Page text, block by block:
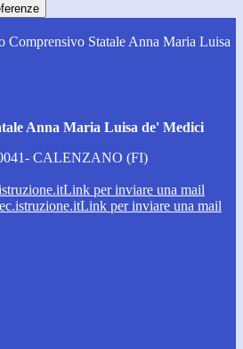
Comprensivo Statale Anna Maria Luisa
Anna Maria Luisa de' Medici
CALENZANO (FI)
Link per inviare una mail
Link per inviare una mail